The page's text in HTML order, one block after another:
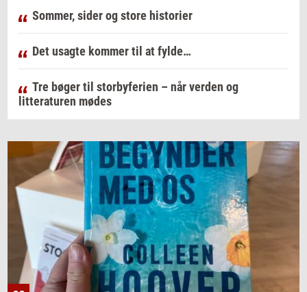
Sommer, sider og store historier
Det usagte kommer til at fylde…
Tre bøger til storbyferien – når verden og
litteraturen mødes